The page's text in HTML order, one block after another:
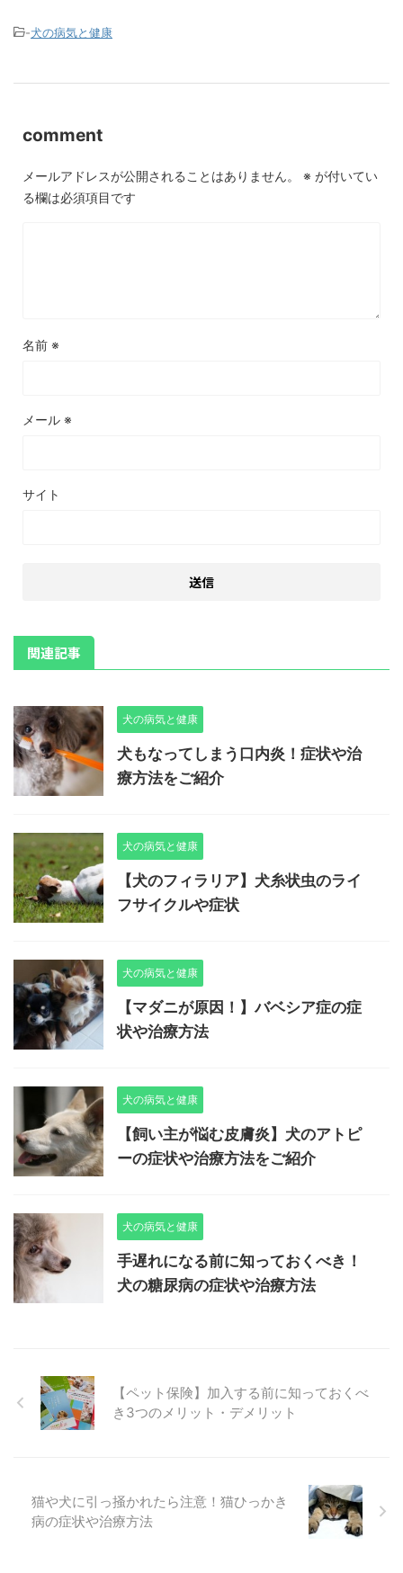
-犬の病気と健康
comment
メールアドレスが公開されることはありません。 ※ が付いてい
る欄は必須項目です
名前 ※
メール ※
サイト
関連記事
犬の病気と健康
犬もなってしまう口内炎！症状や治
療方法をご紹介
犬の病気と健康
【犬のフィラリア】犬糸状虫のライ
フサイクルや症状
犬の病気と健康
【マダニが原因！】バベシア症の症
状や治療方法
犬の病気と健康
【飼い主が悩む皮膚炎】犬のアトピ
ーの症状や治療方法をご紹介
犬の病気と健康
手遅れになる前に知っておくべき！
犬の糖尿病の症状や治療方法
【ペット保険】加入する前に知っておくべ
き3つのメリット・デメリット
猫や犬に引っ掻かれたら注意！猫ひっかき
病の症状や治療方法